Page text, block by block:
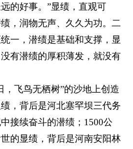
的好事。”显绩，直观可
，润物无声、久久为功。二
一，潜绩是基础和支撑，显
有潜绩的厚积薄发，就没有
，飞鸟无栖树”的沙地上创造
，背后是河北塞罕坝三代务
接续奋斗的潜绩；1500公
的显绩，背后是河南安阳林